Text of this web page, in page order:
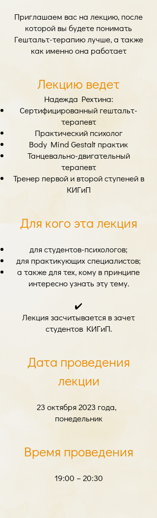
Приглашаем вас на лекцию, после
которой вы будете понимать
Гештальт-терапию лучше, а также
как именно она работает
Лекцию ведет
Надежда Рехтина:
Сертифицированный гештальт-
терапевт
Практический психолог
Body Mind Gestalt практик
Танцевально-двигательный
терапевт
Тренер первой и второй ступеней в
КИГиП
Для кого эта лекция
для студентов-психологов;
для практикующих специалистов;
а также для тех, кому в принципе
интересно узнать эту тему.
✔️
Лекция засчитывается в зачет
студентов КИГиП.
Дата проведения
лекции
23 октября 2023 года,
понедельник
Время проведения
19:00 – 20:30